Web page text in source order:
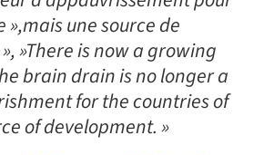
»,mais une source de
»There is now a growing
brain drain is no longer a
for the countries of
of development. »